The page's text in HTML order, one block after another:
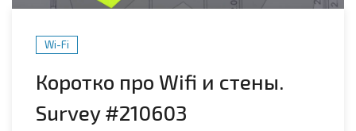
Wi-Fi
Коротко про Wifi и стены.
Survey #210603